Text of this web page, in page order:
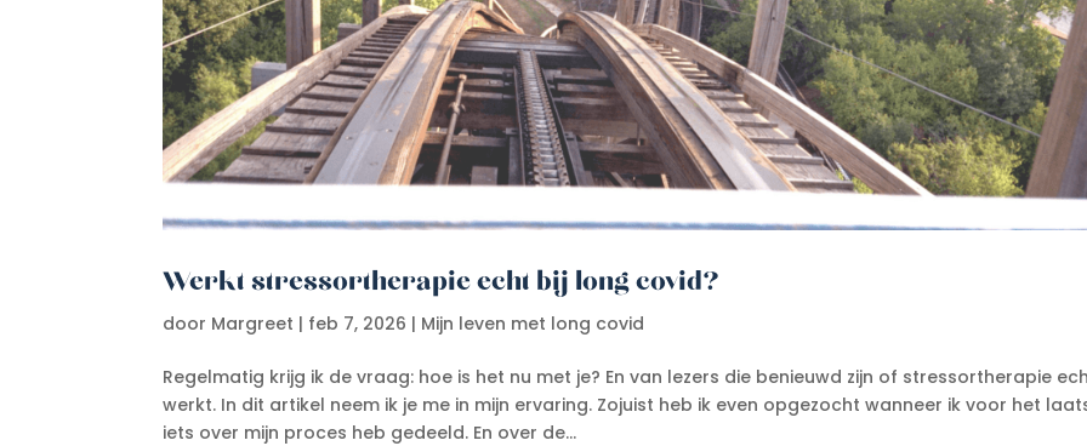
Werkt stressortherapie echt bij long covid?
door Margreet | feb 7, 2026 | Mijn leven met long covid
Regelmatig krijg ik de vraag: hoe is het nu met je? En van lezers die benieuwd zijn of stressortherapie
werkt. In dit artikel neem ik je me in mijn ervaring. Zojuist heb ik even opgezocht wanneer ik voor het
iets over mijn proces heb gedeeld. En over de...